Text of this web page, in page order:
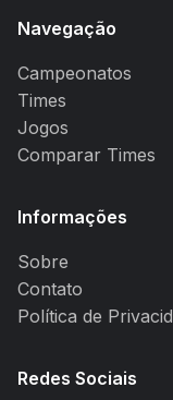
Navegação
Campeonatos
Times
Jogos
Comparar Times
Informações
Sobre
Contato
Política de
Redes Sociais